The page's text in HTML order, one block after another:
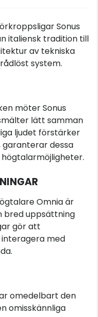
Sonus
italiensk tradition till
av tekniska
system.
möter Sonus
lätt samman
ljudet förstärker
garanterar dessa
Omnia är
bred uppsättning
gör att
med
omedelbart den
omisskännliga